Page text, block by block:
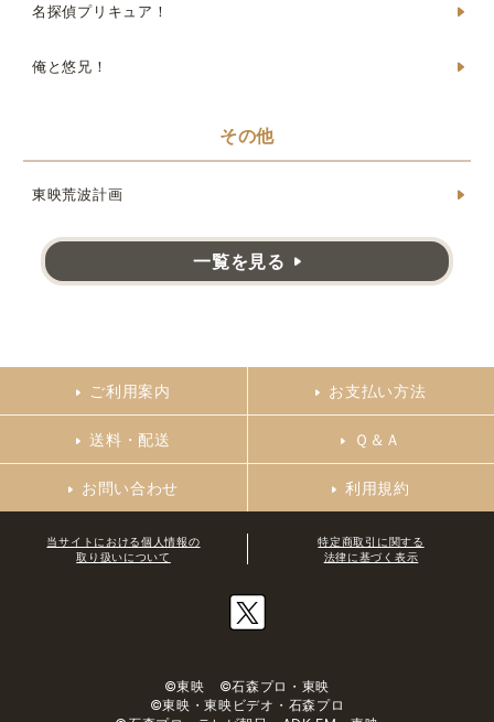
名探偵プリキュア！
俺と悠兄！
その他
東映荒波計画
一覧を見る
ご利用案内 お支払い方法
送料・配送 Ｑ＆Ａ
お問い合わせ 利用規約
当サイトにおける個人情報の
取り扱いについて
特定商取引に関する
法律に基づく表示
©東映 ©石森プロ・東映
©東映・東映ビデオ・石森プロ